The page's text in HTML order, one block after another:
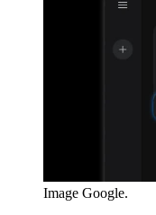
Image Google.